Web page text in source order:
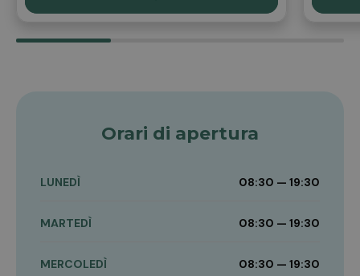
Orari di apertura
LUNEDÌ 08:30 — 19:30
MARTEDÌ 08:30 — 19:30
MERCOLEDÌ 08:30 — 19:30